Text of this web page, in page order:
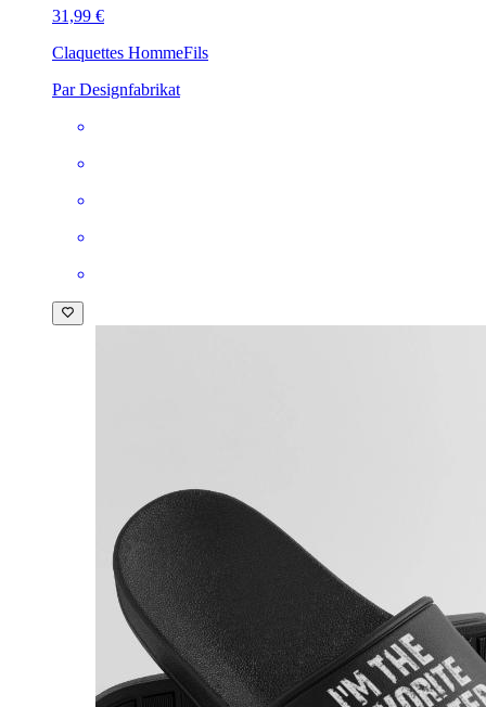
31,99 €
Claquettes HommeFils
Par Designfabrikat